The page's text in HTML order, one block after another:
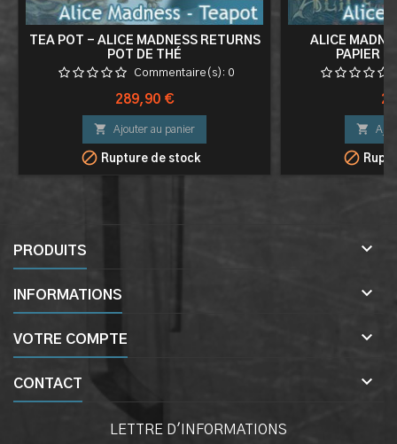
TEA POT - ALICE MADNESS RETURNS
POT DE THÉ
Commentaire(s): 0
Prix
289,90 €
 Ajouter au panier
 Rupture de stock
ALICE
PAPIER


PRODUITS 
INFORMATIONS 
VOTRE COMPTE 
CONTACT 
LETTRE D'INFORMATIONS